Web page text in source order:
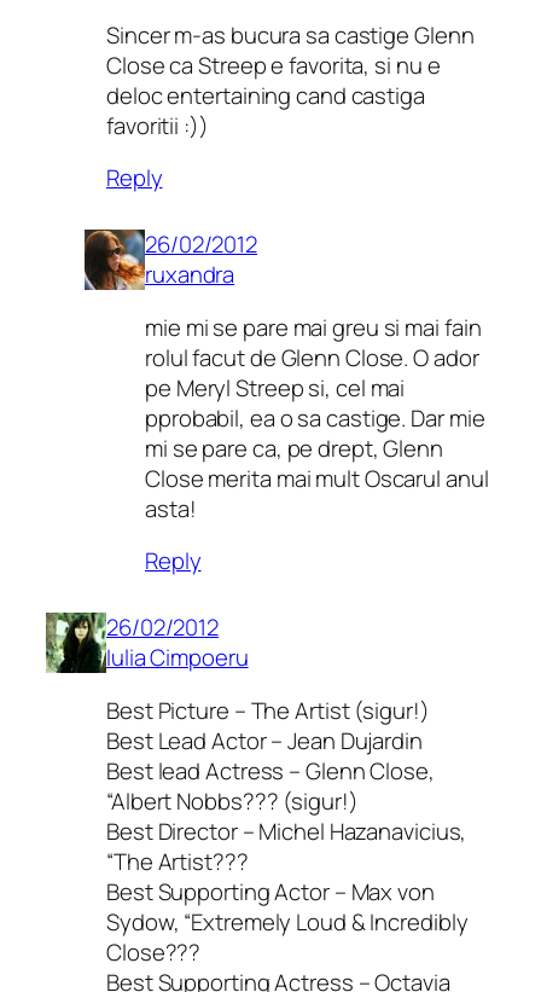
Sincer m-as bucura sa castige Glenn
Close ca Streep e favorita, si nu e
deloc entertaining cand castiga
favoritii :))
Reply
26/02/2012
ruxandra
mie mi se pare mai greu si mai fain
rolul facut de Glenn Close. O ador
pe Meryl Streep si, cel mai
pprobabil, ea o sa castige. Dar mie
mi se pare ca, pe drept, Glenn
Close merita mai mult Oscarul anul
asta!
Reply
26/02/2012
Iulia Cimpoeru
Best Picture – The Artist (sigur!)
Best Lead Actor – Jean Dujardin
Best lead Actress – Glenn Close,
“Albert Nobbs??? (sigur!)
Best Director – Michel Hazanavicius,
“The Artist???
Best Supporting Actor – Max von
Sydow, “Extremely Loud & Incredibly
Close???
Best Supporting Actress – Octavia